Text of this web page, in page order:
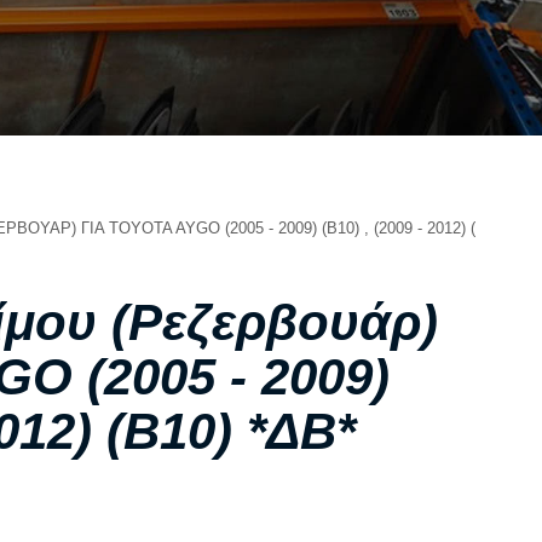
ΣΧΕΤΙΚΑ ΜΕ ΕΜΑΣ
ΥΠΗΡΕΣΙΕΣ
ΟΙ ΕΓΚΑΤΑΣΤΑΣΕΙΣ ΜΑΣ
ΧΟΡΗΓΙΕΣ
ΓΙΑ TOYOTA AYGO (2005 - 2009) (B10) , (2009 - 2012) (B10)
(Ρεζερβουάρ)
(2005 - 2009)
(B10) *ΔΒ*